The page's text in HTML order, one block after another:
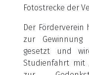
Fotostrecke der
Der Förderverein
zur
gesetzt und
Studienfahrt mit